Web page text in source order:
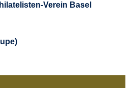
Verein Basel